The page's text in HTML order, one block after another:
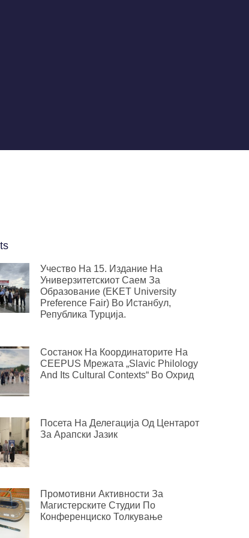
Учество На 15. Издание На
Универзитетскиот Саем За
Образование (EKET University
Preference Fair) Во Истанбул,
Република Турција.
Состанок На Координаторите На
CEEPUS Мрежата „Slavic Philology
And Its Cultural Contexts“ Во Охрид
Посета На Делегација Од Центарот
За Арапски Јазик
Промотивни Активности За
Магистерските Студии По
Конференциско Толкување